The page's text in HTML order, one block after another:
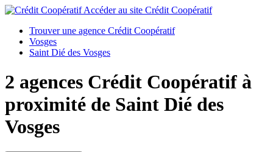
Accéder au site Crédit Coopératif
Trouver une agence Crédit Coopératif
Vosges
Saint Dié des Vosges
2 agences Crédit Coopératif à
proximité de Saint Dié des
Vosges